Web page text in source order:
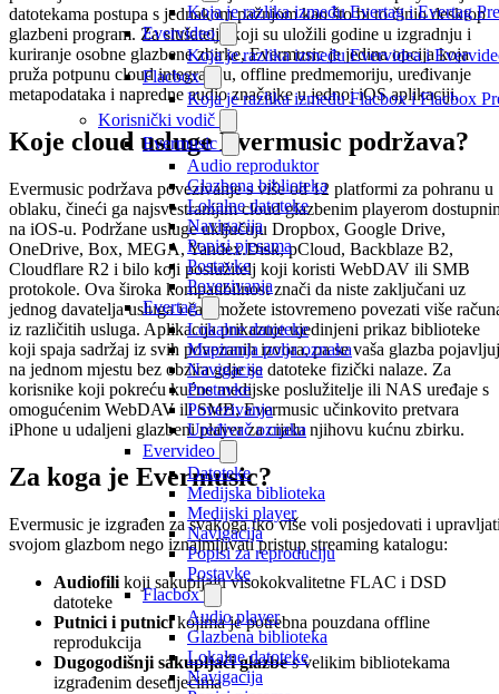
Koja je razlika između Evertag i Evertag
Evervideo
Koja je razlika između Evervidea i
Flacbox
Koja je razlika između Flacbox i Flacbox
Korisnički vodič
Evermusic
Audio reproduktor
Glazbena biblioteka
Lokalne datoteke
Navigacija
Popisi pjesama
Postavke
Povezivanja
Evertag
Lokalne datoteke
Mapiranja polja oznaka
Navigacija
Postavke
Povezivanja
Uređivač oznaka
Evervideo
Datoteke
Medijska biblioteka
Medijski player
Navigacija
Popisi za reproduciju
Postavke
Flacbox
Audio player
Glazbena biblioteka
Lokalne datoteke
Navigacija
datotekama postupa s jednakom pažnjom kao što bi to činio desktop
glazbeni program. Za slušatelje koji su uložili godine u izgradnju i
kuriranje osobne glazbene zbirke, Evermusic je jedina opcija koja
pruža potpunu cloud integraciju, offline predmemoriju, uređivanje
metapodataka i napredne audio značajke u jednoj iOS aplikaciji.
Koje cloud usluge Evermusic podržava?
Evermusic podržava povezivanje s više od 12 platformi za pohranu u
oblaku, čineći ga najsvestranijim cloud glazbenim playerom
na iOS-u. Podržane usluge uključuju Dropbox, Google Drive,
OneDrive, Box, MEGA, Yandex.Disk, pCloud, Backblaze B2,
Cloudflare R2 i bilo koji poslužitelj koji koristi WebDAV ili SMB
protokole. Ova široka kompatibilnost znači da niste zaključani uz
jednog davatelja usluga i čak možete istovremeno povezati više
iz različitih usluga. Aplikacija prikazuje ujedinjeni prikaz biblioteke
koji spaja sadržaj iz svih povezanih izvora, pa se vaša glazba
na jednom mjestu bez obzira gdje se datoteke fizički nalaze. Za
korisnike koji pokreću kućne medijske poslužitelje ili NAS uređaje s
omogućenim WebDAV ili SMB, Evermusic učinkovito pretvara
iPhone u udaljeni glazbeni player za cijelu njihovu kućnu zbirku.
Za koga je Evermusic?
Evermusic je izgrađen za svakoga tko više voli posjedovati i
svojom glazbom nego iznajmljivati pristup streaming katalogu:
Audiofili koji sakupljaju visokokvalitetne FLAC i DSD
datoteke
Putnici i putnicikojima je potrebna pouzdana offline
reprodukcija
Dugogodišnji sakupljači glazbes velikim bibliotekama
izgrađenim desetljećima